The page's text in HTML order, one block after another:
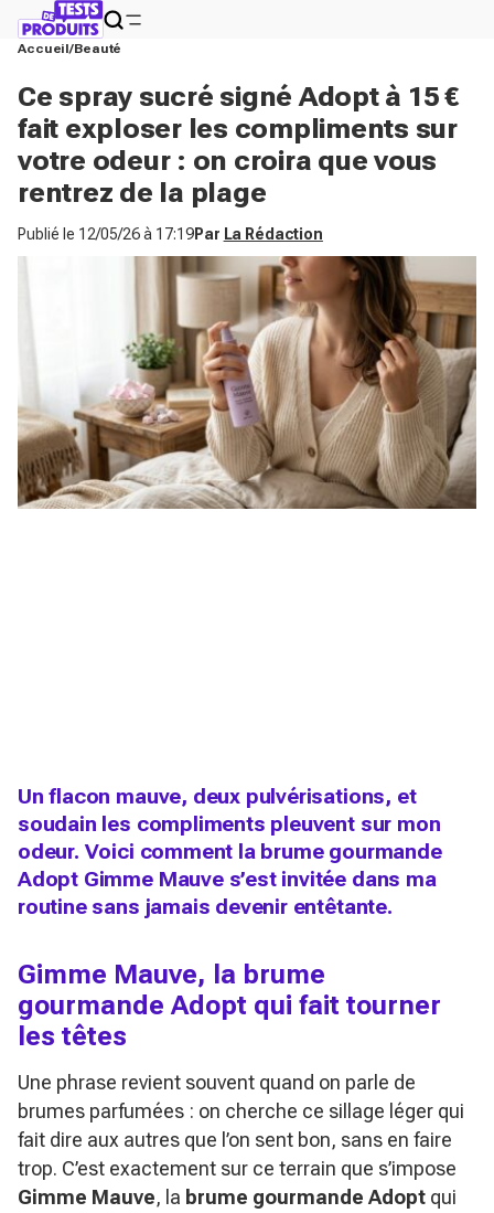
Accueil Beauté
Ce spray sucré signé Adopt à 15 €
fait exploser les compliments sur
votre odeur : on croira que vous
rentrez de la plage
Publié le 12/05/26 à 17:19Par La Rédaction
Un flacon mauve, deux pulvérisations, et
soudain les compliments pleuvent sur mon
odeur. Voici comment la brume gourmande
Adopt Gimme Mauve s’est invitée dans ma
routine sans jamais devenir entêtante.
Gimme Mauve, la brume
gourmande Adopt qui fait tourner
les têtes
Une phrase revient souvent quand on parle de
brumes parfumées : on cherche ce sillage léger qui
fait dire aux autres que l’on sent bon, sans en faire
trop. C’est exactement sur ce terrain que s’impose
Gimme Mauve, la brume gourmande Adopt qui